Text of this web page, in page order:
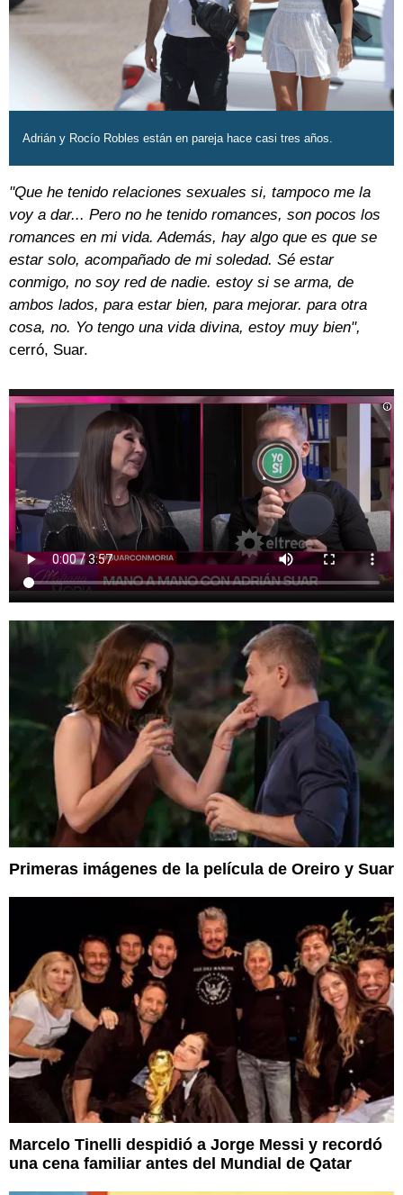
Adrián y Rocío Robles están en pareja hace casi tres años.
"Que he tenido relaciones sexuales si, tampoco me la
voy a dar... Pero no he tenido romances, son pocos los
romances en mi vida. Además, hay algo que es que se
estar solo, acompañado de mi soledad. Sé estar
conmigo, no soy red de nadie. estoy si se arma, de
ambos lados, para estar bien, para mejorar. para otra
cosa, no. Yo tengo una vida divina, estoy muy bien",
cerró, Suar.
Primeras imágenes de la película de Oreiro y Suar
Marcelo Tinelli despidió a Jorge Messi y recordó
una cena familiar antes del Mundial de Qatar